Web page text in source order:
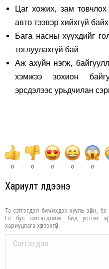
Цаг хожих, зам товчлох
авто тээвэр хийхгүй байх
Бага насны хүүхдийг
тоглуулахгүй бай
Аж ахуйн нэгж,
хэмжээ зохион
эрсдэлээс урьдчилан
0 0 0 0 0
Хариулт үлдээнэ үү
Та сэтгэгдэл бичихдээ хууль зүйн,
Ёс бус сэтгэгдлийг бид устгах
хариуцлага хүлээхгүй.
Comment